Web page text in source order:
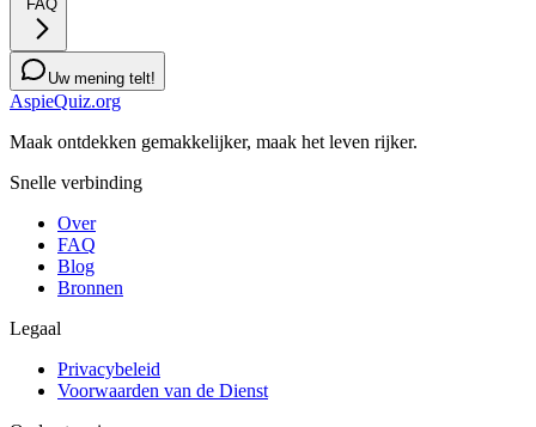
FAQ
Uw mening telt!
AspieQuiz.org
Maak ontdekken gemakkelijker, maak het leven rijker.
Snelle verbinding
Over
FAQ
Blog
Bronnen
Legaal
Privacybeleid
Voorwaarden van de Dienst